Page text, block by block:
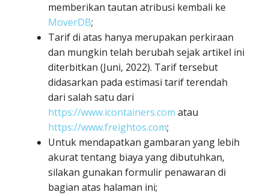
memberikan tautan atribusi kembali ke
MoverDB;
Tarif di atas hanya merupakan perkiraan
dan mungkin telah berubah sejak artikel ini
diterbitkan (Juni, 2022). Tarif tersebut
didasarkan pada estimasi tarif terendah
dari salah satu dari
https://www.icontainers.com atau
https://www.freightos.com;
Untuk mendapatkan gambaran yang lebih
akurat tentang biaya yang dibutuhkan,
silakan gunakan formulir penawaran di
bagian atas halaman ini;